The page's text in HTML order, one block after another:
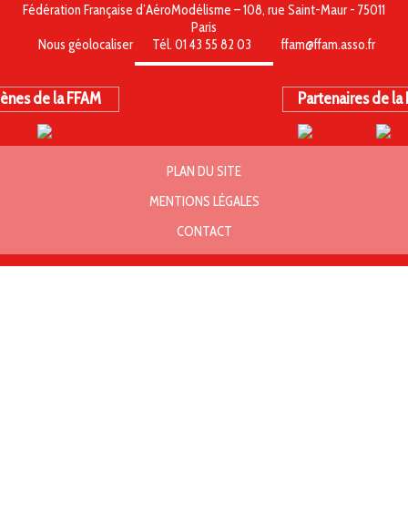
Fédération Française d’AéroModélisme – 108, rue Saint-Maur - 75011
Paris
Nous géolocaliser
Tél. 01 43 55 82 03 ffam@ffam.asso.fr
de la FFAM Partenaires de la
PLAN DU SITE
MENTIONS LÉGALES
CONTACT